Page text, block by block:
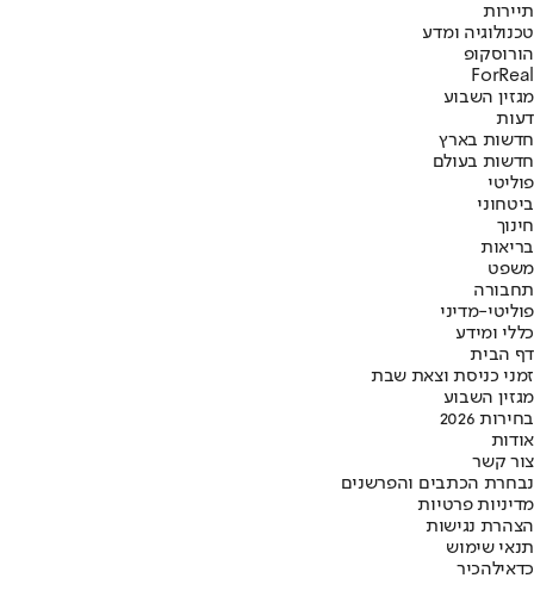
תיירות
טכנולוגיה ומדע
הורוסקופ
ForReal
מגזין השבוע
דעות
חדשות בארץ
חדשות בעולם
פוליטי
ביטחוני
חינוך
בריאות
משפט
תחבורה
פוליטי-מדיני
כללי ומידע
דף הבית
זמני כניסת וצאת שבת
מגזין השבוע
בחירות 2026
אודות
צור קשר
נבחרת הכתבים והפרשנים
מדיניות פרטיות
הצהרת נגישות
תנאי שימוש
כדאילהכיר